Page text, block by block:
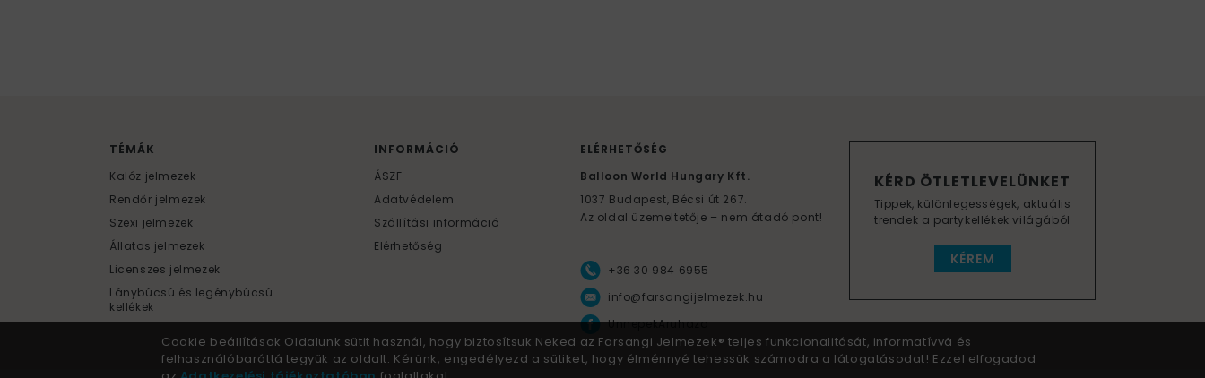
KÉRD ÖTLETLEVELÜNKET
Tippek, különlegességek, aktuális
trendek a partykellékek világából
KÉREM
TÉMÁK
Kalóz jelmezek
Rendőr jelmezek
Szexi jelmezek
Állatos jelmezek
Licenszes jelmezek
Lánybúcsú és legénybúcsú
kellékek
INFORMÁCIÓ
ÁSZF
Adatvédelem
Szállítási információ
Elérhetőség
ELÉRHETŐSÉG
Balloon World Hungary Kft.
1037 Budapest, Bécsi út 267.
Az oldal üzemeltetője – nem átadó pont!
+36 30 984 6955
info@farsangijelmezek.hu
UnnepekAruhaza
Cookie beállítások Oldalunk sütit használ, hogy biztosítsuk Neked az Farsangi Jelmezek® teljes funkcionalitását, informatívvá és
felhasználóbaráttá tegyük az oldalt. Kérünk, engedélyezd a sütiket, hogy élménnyé tehessük számodra a látogatásodat! Ezzel elfogadod